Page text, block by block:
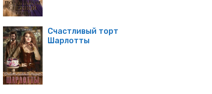
Счастливый торт
Шарлотты